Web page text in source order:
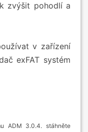
zvýšit pohodlí a
v zařízení
exFAT systém
ADM 3.0.4. stáhněte